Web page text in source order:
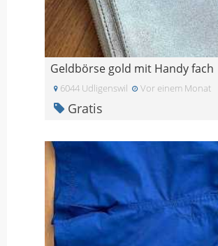
Geldbörse gold mit Handy fach
6044 Udligenswil Vor einem Monat
Gratis